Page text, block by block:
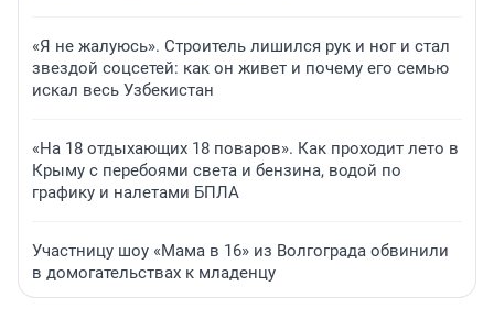
«Я не жалуюсь». Строитель лишился рук и ног и стал
звездой соцсетей: как он живет и почему его семью
искал весь Узбекистан
«На 18 отдыхающих 18 поваров». Как проходит лето в
Крыму с перебоями света и бензина, водой по
графику и налетами БПЛА
Участницу шоу «Мама в 16» из Волгограда обвинили
в домогательствах к младенцу